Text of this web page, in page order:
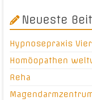
Neueste
Hypnosepraxis
Homöopathen
Reha